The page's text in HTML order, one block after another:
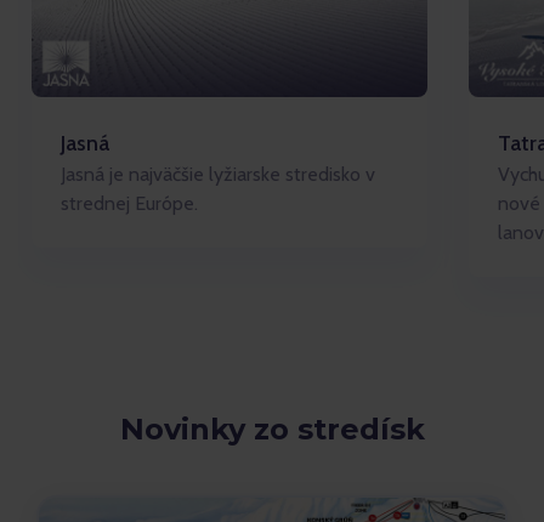
Jasná
Jasná je najväčšie lyžiarske stredisko v
strednej Európe.
Novinky zo stredísk